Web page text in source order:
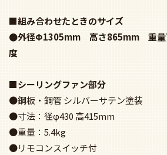
■組み合わせたときのサイズ
●外径Φ1305mm 高さ865mm 重
度
■シーリングファン部分
●鋼板・鋼管 シルバーサテン塗装
●寸法：径φ430 高415mm
●重量：5.4kg
●リモコンスイッチ付